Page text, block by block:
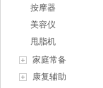
按摩器
美容仪
甩脂机
家庭常备
康复辅助